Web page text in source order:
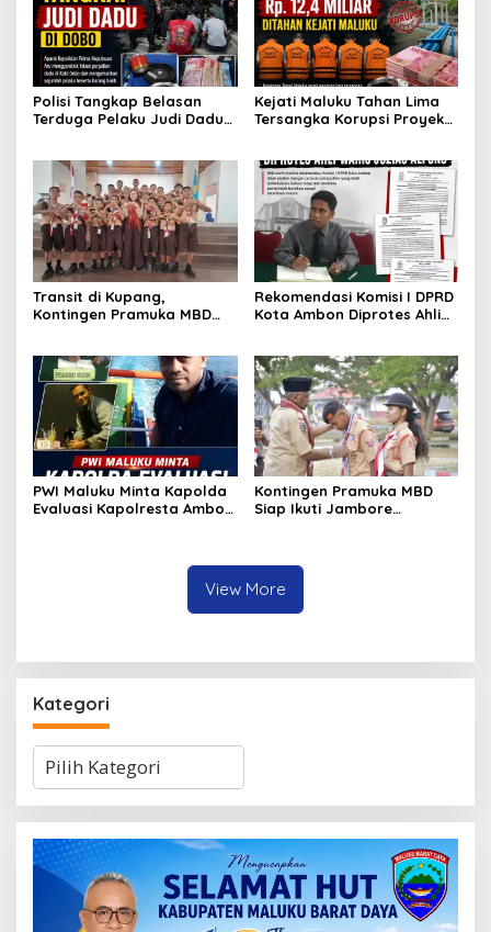
Polisi Tangkap Belasan
Terduga Pelaku Judi Dadu
Selisih Barang Bukti
Kejati Maluku Tahan Lima
Tersangka Korupsi Proyek
Transit di Kupang,
Kontingen Pramuka MBD
Wali Kota
Rekomendasi Komisi I DPRD
Kota Ambon Diprotes Ahli
PWI Maluku Minta Kapolda
Evaluasi Kapolresta Ambon
Perlu Copot Kasatreskrim
Kontingen Pramuka MBD
Siap Ikuti Jambore
Kecamatan
View More
Kategori
Kategori